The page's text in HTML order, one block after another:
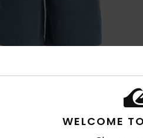
WELCOME